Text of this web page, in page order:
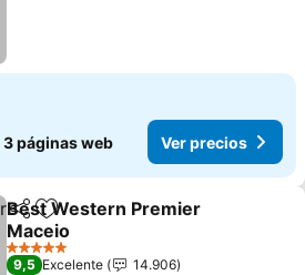
3 páginas web Ver precios
CompartirAñadir a favoritos
Best Western Premier
Maceio
5 Estrellas
9,5 Excelente
14.906